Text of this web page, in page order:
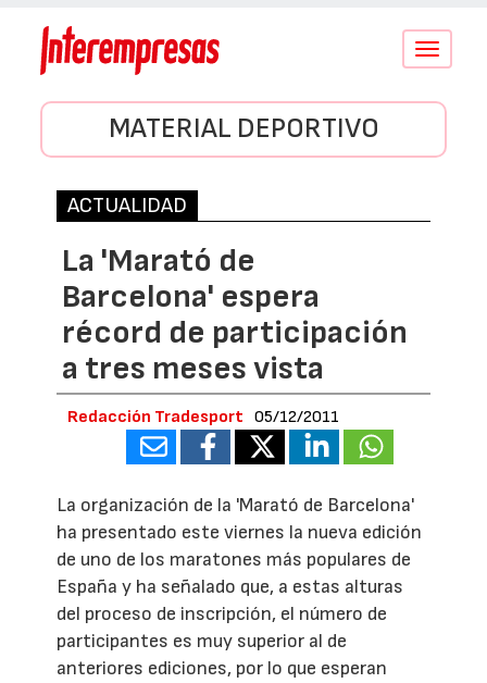
Conmutar
MATERIAL DEPORTIVO
ACTUALIDAD
La 'Marató de
Barcelona' espera
récord de participación
a tres meses vista
Redacción Tradesport 05/12/2011
La organización de la 'Marató de Barcelona'
ha presentado este viernes la nueva edición
de uno de los maratones más populares de
España y ha señalado que, a estas alturas
del proceso de inscripción, el número de
participantes es muy superior al de
anteriores ediciones, por lo que esperan